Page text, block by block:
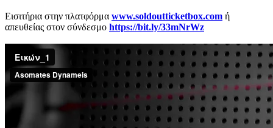
Εισιτήρια στην πλατφόρμα www.soldoutticketbox.com ή
απευθείας στον σύνδεσμο https://bit.ly/33mNrWz